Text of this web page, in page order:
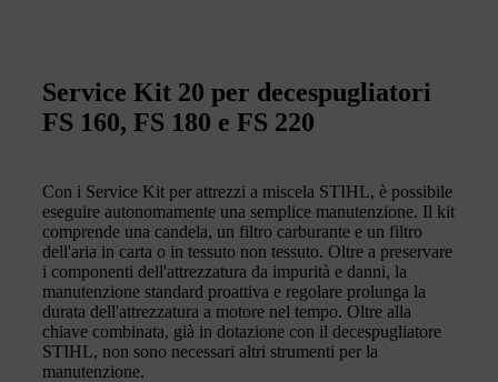
Service Kit 20 per decespugliatori
FS 160, FS 180 e FS 220
Con i Service Kit per attrezzi a miscela STIHL, è possibile
eseguire autonomamente una semplice manutenzione. Il kit
comprende una candela, un filtro carburante e un filtro
dell'aria in carta o in tessuto non tessuto. Oltre a preservare
i componenti dell'attrezzatura da impurità e danni, la
manutenzione standard proattiva e regolare prolunga la
durata dell'attrezzatura a motore nel tempo. Oltre alla
chiave combinata, già in dotazione con il decespugliatore
STIHL, non sono necessari altri strumenti per la
manutenzione.